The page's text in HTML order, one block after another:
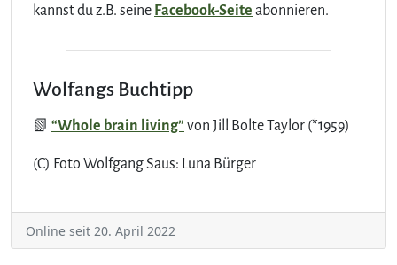
kannst du z.B. seine Facebook-Seite abonnieren.
Wolfangs Buchtipp
📗 “Whole brain living” von Jill Bolte Taylor (*1959)
(C) Foto Wolfgang Saus: Luna Bürger
Online seit 20. April 2022